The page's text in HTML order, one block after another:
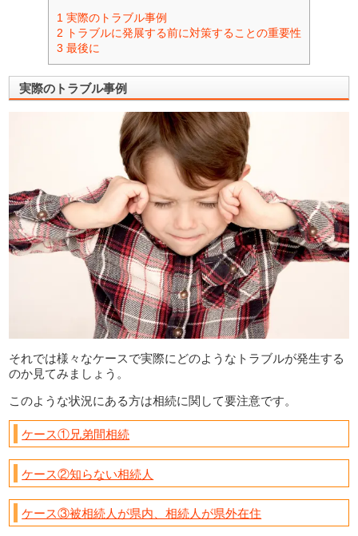
1 実際のトラブル事例
2 トラブルに発展する前に対策することの重要性
3 最後に
実際のトラブル事例
それでは様々なケースで実際にどのようなトラブルが発生する
のか見てみましょう。
このような状況にある方は相続に関して要注意です。
ケース①兄弟間相続
ケース②知らない相続人
ケース③被相続人が県内、相続人が県外在住